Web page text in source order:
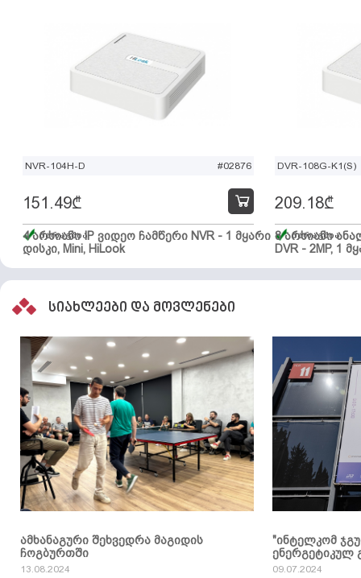
NVR-104H-D #02876
4 არხიანი IP ვიდეო ჩამწერი NVR - 1 მყარი
დისკი, Mini, HiLook
151.49₾
მარაგშია
DVR-108G-K1(S)
8 არხიანი
DVR - 2MP, 1
209.18₾
მარაგშია
სიახლეები და მოვლენები
ამხანაგური შეხვედრა მაგიდის
ჩოგბურთში
13.08.2024
"ინტელკომ
ენერგეტიკულ
09.07.2024